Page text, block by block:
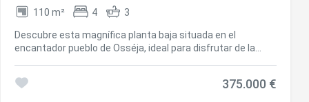
110 m² 4 3
Descubre esta magnífica planta baja situada en el
encantador pueblo de Osséja, ideal para disfrutar de la
que destaca por su excelente luminosidad y su gran375.000 €